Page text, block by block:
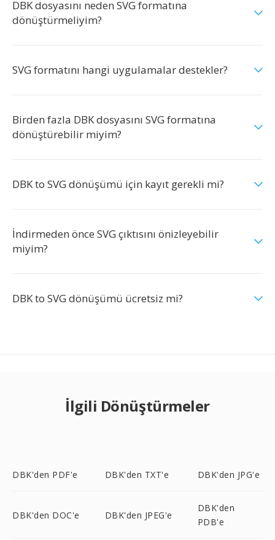
DBK dosyasını neden SVG formatına
dönüştürmeliyim?
SVG formatını hangi uygulamalar destekler?
Birden fazla DBK dosyasını SVG formatına
dönüştürebilir miyim?
DBK to SVG dönüşümü için kayıt gerekli mi?
İndirmeden önce SVG çıktısını önizleyebilir
miyim?
DBK to SVG dönüşümü ücretsiz mi?
İlgili Dönüştürmeler
DBK'den PDF'e DBK'den TXT'e DBK'den JPG'e
DBK'den DOC'e DBK'den JPEG'e
DBK'den
PDB'e